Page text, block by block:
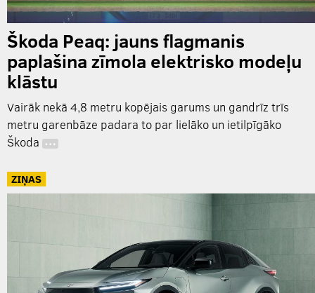
Škoda Peaq: jauns flagmanis
paplašina zīmola elektrisko modeļu
klāstu
Vairāk nekā 4,8 metru kopējais garums un gandrīz trīs
metru garenbāze padara to par lielāko un ietilpīgāko
Škoda …
ZIŅAS